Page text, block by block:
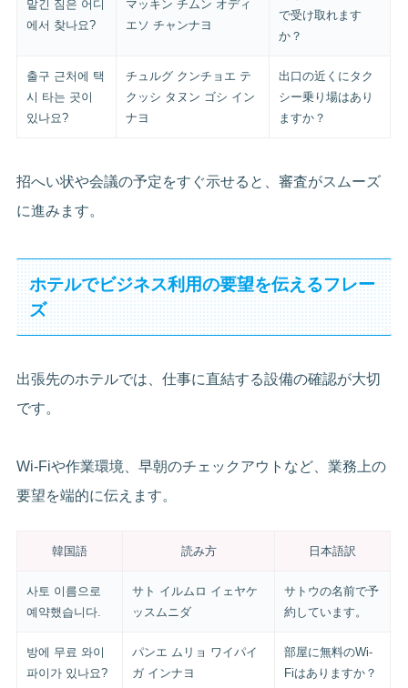
맡긴 짐은 어디
에서 찾나요?
マッキン チムン オディ
エソ チャンナヨ
で受け取れます
か？
출구 근처에 택
시 타는 곳이
있나요?
チュルグ クンチョエ テ
クッシ タヌン ゴシ イン
ナヨ
出口の近くにタク
シー乗り場はあり
ますか？
招へい状や会議の予定をすぐ示せると、審査がスムーズ
に進みます。
ホテルでビジネス利用の要望を伝えるフレー
ズ
出張先のホテルでは、仕事に直結する設備の確認が大切
です。
Wi-Fiや作業環境、早朝のチェックアウトなど、業務上の
要望を端的に伝えます。
韓国語 読み方 日本語訳
사토 이름으로
예약했습니다.
サト イルムロ イェヤケ
ッスムニダ
サトウの名前で予
約しています。
방에 무료 와이
파이가 있나요?
パンエ ムリョ ワイパイ
ガ インナヨ
部屋に無料のWi-
Fiはありますか？